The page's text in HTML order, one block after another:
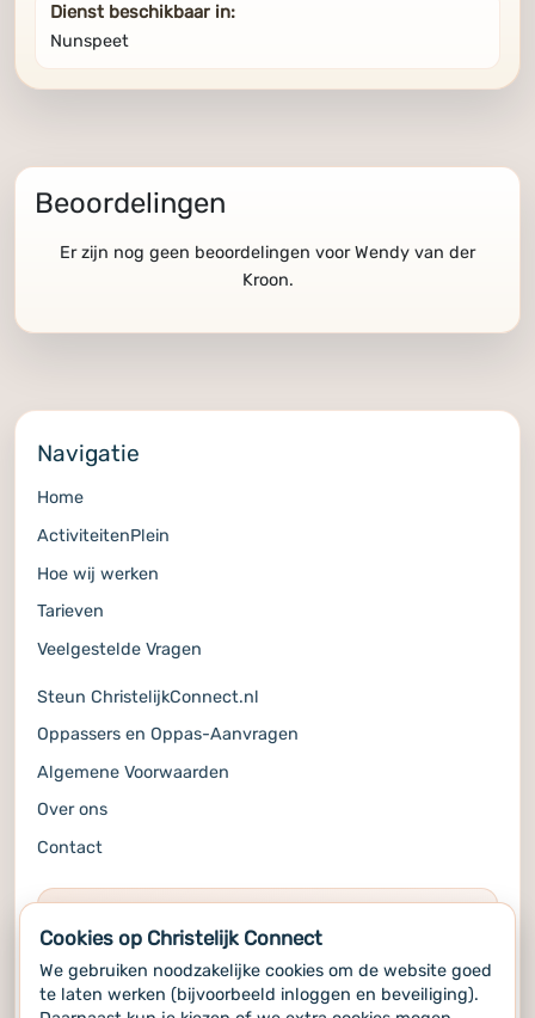
Dienst beschikbaar in:
Nunspeet
Beoordelingen
Er zijn nog geen beoordelingen voor Wendy van der
Kroon.
Navigatie
Home
ActiviteitenPlein
Hoe wij werken
Tarieven
Veelgestelde Vragen
Steun ChristelijkConnect.nl
Oppassers en Oppas-Aanvragen
Algemene Voorwaarden
Over ons
Contact
Volg ons op de socials voor alle updates
Cookies op Christelijk Connect
We gebruiken noodzakelijke cookies om de website goed
te laten werken (bijvoorbeeld inloggen en beveiliging).